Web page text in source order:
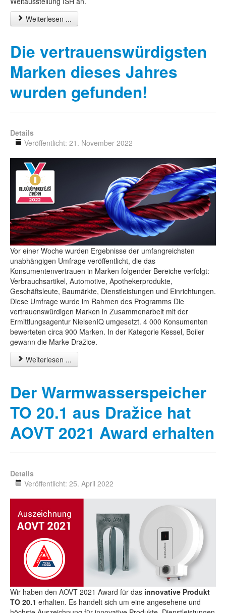
Weiterlesen ...
Die vertrauenswürdigsten
Marken dieses Jahres
wurden gefunden!
Details
Veröffentlicht: 21. November 2022
Vor einer Woche wurden Ergebnisse der umfangreichsten
unabhängigen Umfrage veröffentlicht, die das
Konsumentenvertrauen in Marken folgender Bereiche verfolgt:
Verbrauchsartikel, Automotive, Apothekerprodukte,
Geschäftsleute, Baumärkte, Dienstleistungen und Einrichtungen.
Diese Umfrage wurde im Rahmen des Programms Die
vertrauenswürdigen Marken in Zusammenarbeit mit der
Ermittlungsagentur NielsenIQ umgesetzt. 4 000 Konsumenten
bewerteten circa 900 Marken. In der Kategorie Kessel, Boiler
gewann die Marke Dražice.
Weiterlesen ...
Der Warmwasserspeicher
TO 20.1 aus Dražice hat
AOVT 2021 Award erhalten
Details
Veröffentlicht: 25. April 2022
Wir haben den AOVT 2021 Award für das innovative Produkt
TO 20.1 erhalten. Es handelt sich um eine angesehene und